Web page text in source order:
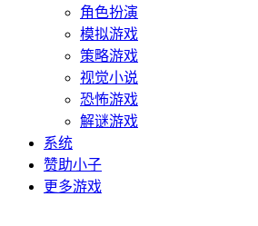
角色扮演
模拟游戏
策略游戏
视觉小说
恐怖游戏
解谜游戏
系统
赞助小子
更多游戏